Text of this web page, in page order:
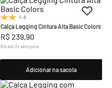
4.8
Calça Legging Cintura Alta Basic Colors
R$239,90
Em até2xsem juros
Adicionar na sacola